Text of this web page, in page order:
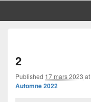
2
Published 17 mars 2023 at
Automne 2022